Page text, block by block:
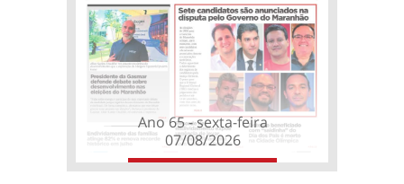
Ano 65 - sexta-feira
07/08/2026